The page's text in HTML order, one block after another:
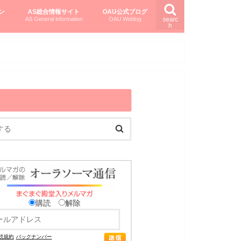
searc
h
AS総合情報サイト
AS General information
OAU公式ブログ
OAU Weblog
購読 解除
規約 バックナンバー